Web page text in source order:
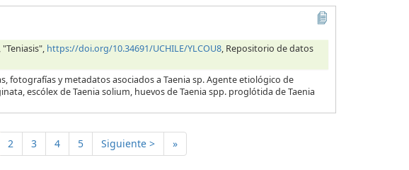
https://doi.org/10.34691/UCHILE/YLCOU8, Repositorio de datos
y metadatos asociados a Taenia sp. Agente etiológico de
escólex de Taenia solium, huevos de Taenia spp. proglótida de Taenia
2 3 4 5 Siguiente > »